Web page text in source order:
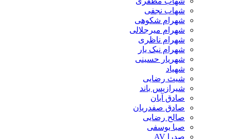
شهاب نجفی
شهرام شکوهی
شهرام میرجلالی
شهرام ناظری
شهرام نیک یار
شهریار حسینی
شهیاد
شیث رضایی
شیرازیس باند
صادق آبان
صادق صفدریان
صالح رضایی
صبا یوسفی
صدرا AV